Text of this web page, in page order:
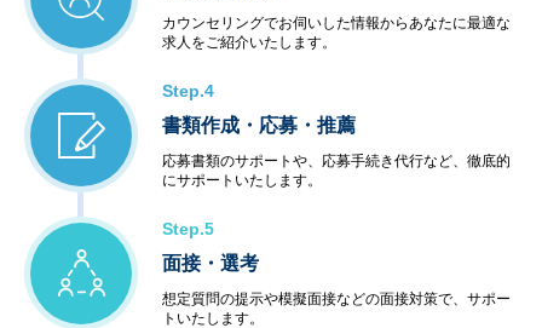
カウンセリングでお伺いした情報からあなたに最適な
求人をご紹介いたします。
Step.4
書類作成・応募・推薦
応募書類のサポートや、応募手続き代行など、徹底的
にサポートいたします。
Step.5
面接・選考
想定質問の提示や模擬面接などの面接対策で、サポー
トいたします。